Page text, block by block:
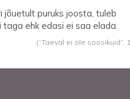
jõuetult puruks joosta, tuleb
ehk edasi ei saa elada.
(“Taeval ei ole soosikuid”,